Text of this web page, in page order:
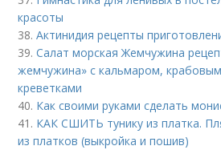
красоты
38.Актинидия рецепты
39.Салат морская Жемчужина
жемчужина» с кальмаром,
креветками
40. Как своими руками сделать
41. КАК СШИТЬ тунику из платка.
из платков (выкройка и пошив)